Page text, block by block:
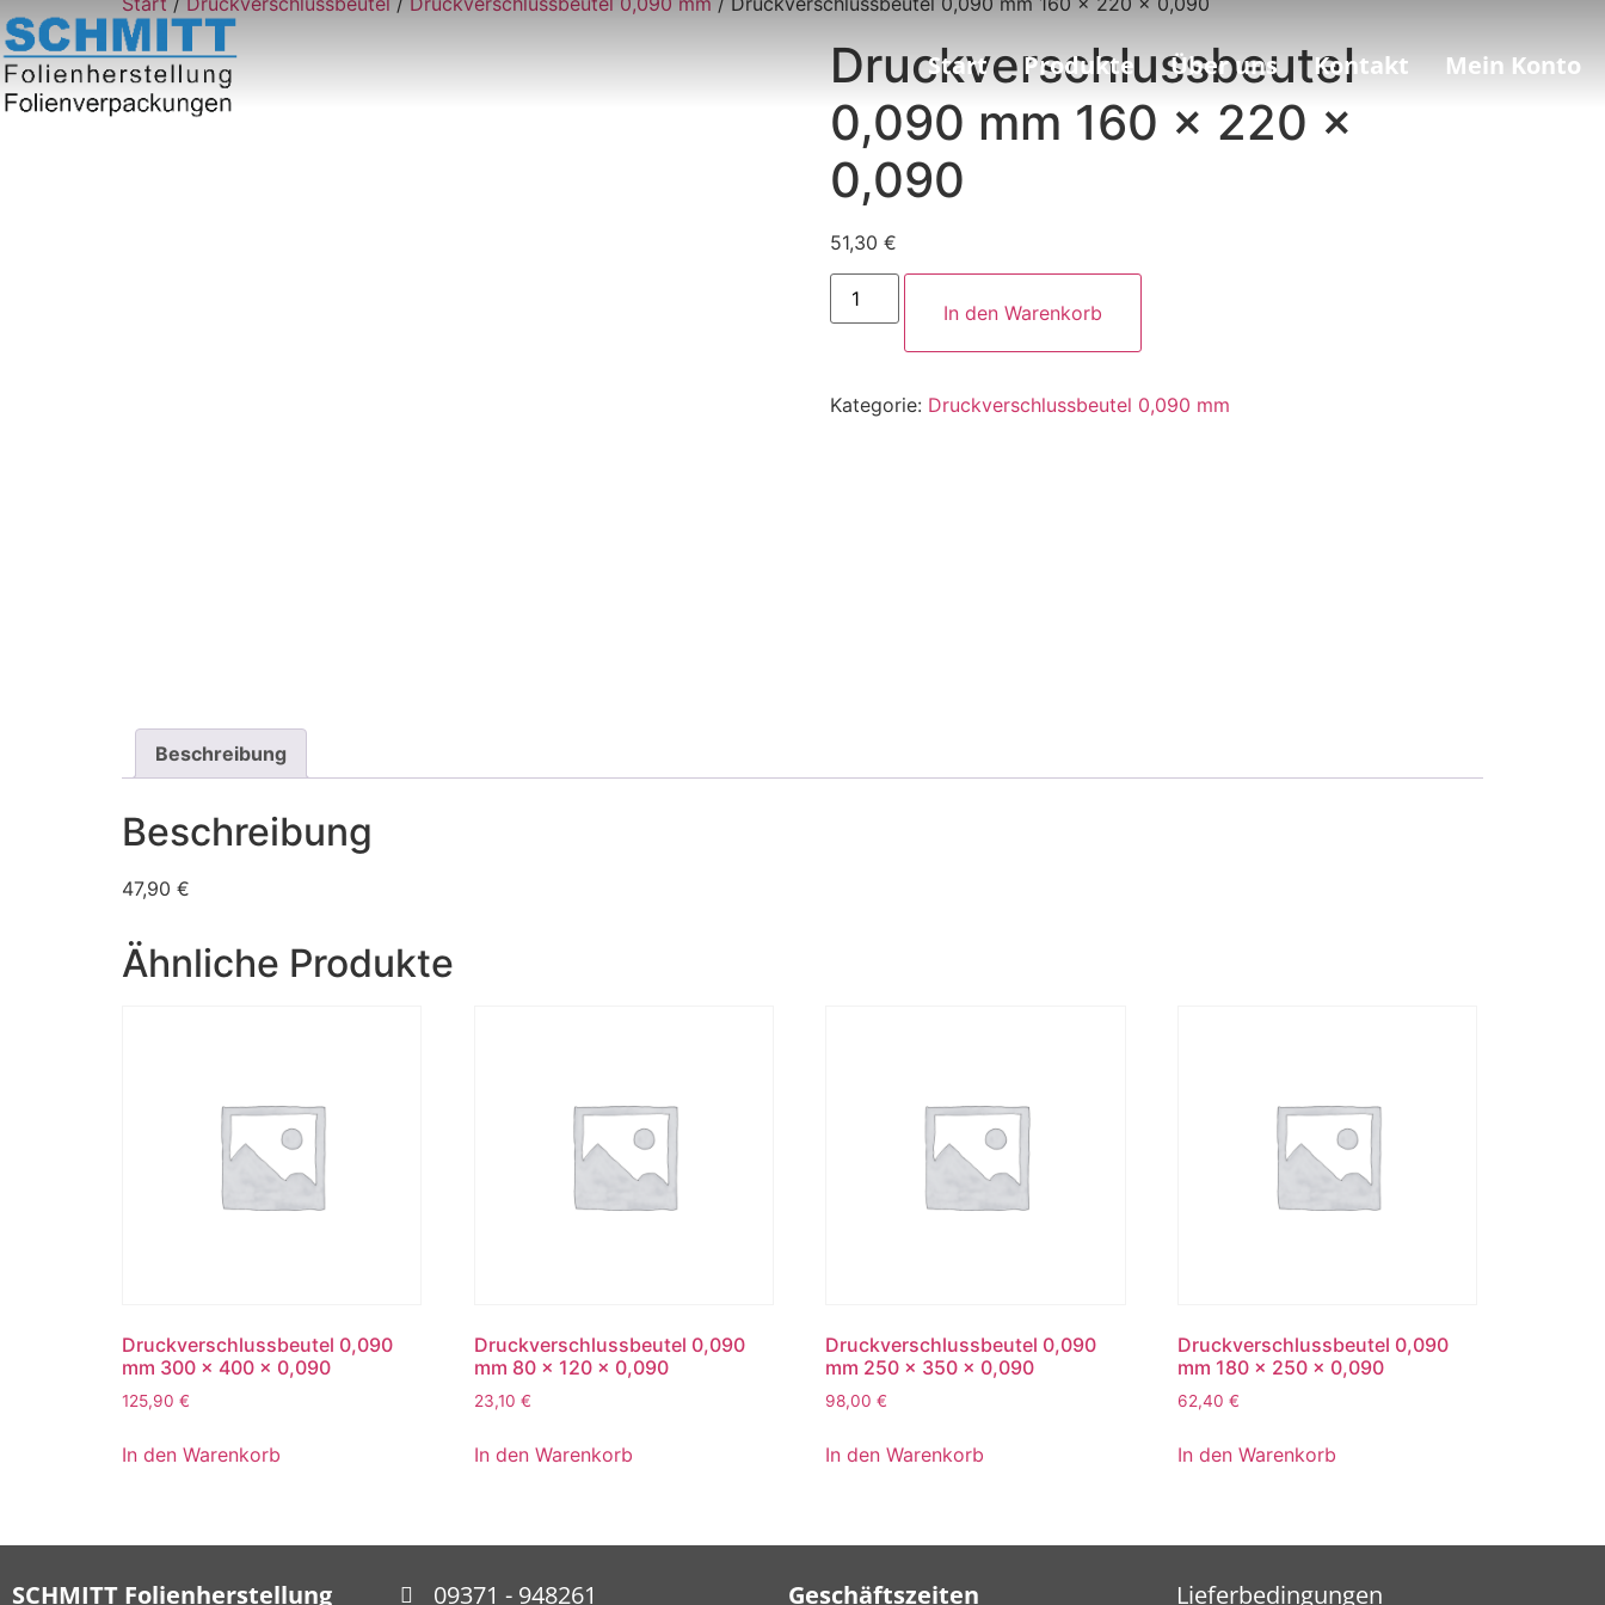
Start Produkte Über uns Kontakt Mein Konto
Druckverschlussbeutel
0,090 mm 160 x 220 x
0,090
51,30 €
In den Warenkorb
Kategorie: Druckverschlussbeutel 0,090 mm
Beschreibung
Beschreibung
47,90 €
Ähnliche Produkte
Druckverschlussbeutel 0,090
mm 300 x 400 x 0,090
125,90 €
In den Warenkorb
Druckverschlussbeutel 0,090
mm 80 x 120 x 0,090
23,10 €
In den Warenkorb
Druckverschlussbeutel 0,090
mm 250 x 350 x 0,090
98,00€
In den Warenkorb
Druckverschlussbeutel 0,090
mm 180 x 250 x 0,090
62,40€
In den Warenkorb
SCHMITT Folienherstellung 09371 - 948261 Geschäftszeiten Lieferbedingungen